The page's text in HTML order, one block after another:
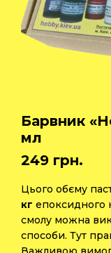
Барвник
мл
249 грн.
Цього обєму
кг епоксидного
смолу можна
способи. Тут